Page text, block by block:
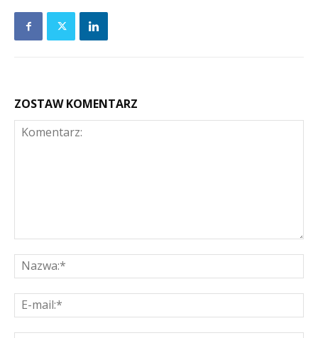
ZOSTAW KOMENTARZ